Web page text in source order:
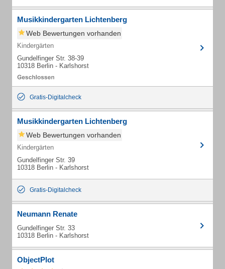
Musikkindergarten Lichtenberg
Web Bewertungen vorhanden
Kindergärten
Gundelfinger Str. 38-39
10318 Berlin - Karlshorst
Gratis-Digitalcheck
Musikkindergarten Lichtenberg
Web Bewertungen vorhanden
Kindergärten
Gundelfinger Str. 39
10318 Berlin - Karlshorst
Gratis-Digitalcheck
Neumann Renate
Gundelfinger Str. 33
10318 Berlin - Karlshorst
ObjectPlot